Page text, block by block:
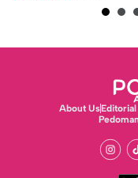
About UsEditorial